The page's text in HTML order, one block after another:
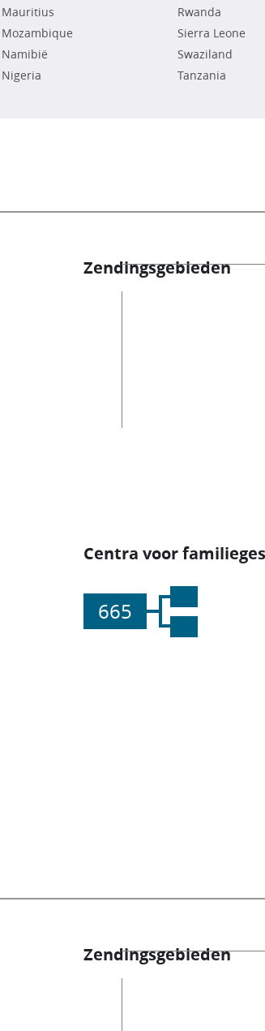
Mauritius
Mozambique
Namibië
Nigeria
Rwanda
Sierra Leone
Swaziland
Tanzania
Zendingsgebieden
Centra voor
665
Zendingsgebieden